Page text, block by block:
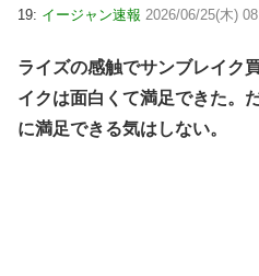
19: イージャン速報 2026/06/25(木)
ライズの感触でサンブレイク
イクは面白くて満足できた。
に満足できる気はしない。